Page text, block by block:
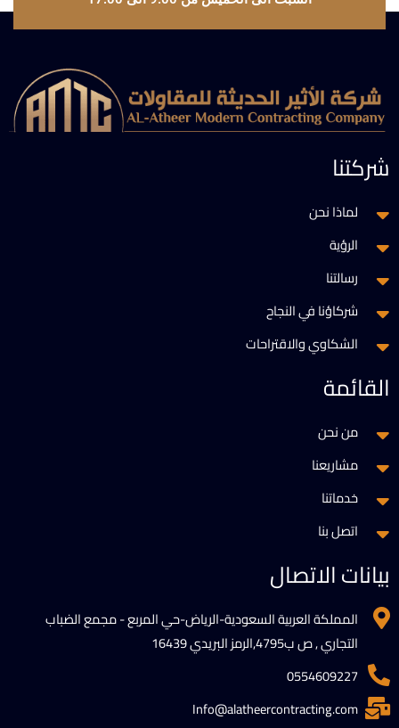
شركتنا
لماذا نحن
الرؤية
رسالتنا
شركاؤنا في النجاح
الشكاوي والاقتراحات
القائمة
من نحن
مشاريعنا
خدماتنا
اتصل بنا
بيانات الاتصال
المملكة العربية السعودية-الرياض-حي المربع - مجمع الضباب
التجاري , ص ب4795,الرمز البريدي 16439
0554609227
Info@alatheercontracting.com